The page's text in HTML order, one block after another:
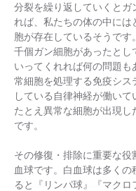
分裂を繰り返していくとガ
れば、私たちの体の中に
胞が存在しているそうで
千個ガン細胞があったと
いってくれれば何の問題
常細胞を処理する免疫シ
している自律神経が働い
たとえ異常な細胞が出現
です。
その修復・排除に重要な
血球です。白血球は多く
ると『リンパ球』『マク